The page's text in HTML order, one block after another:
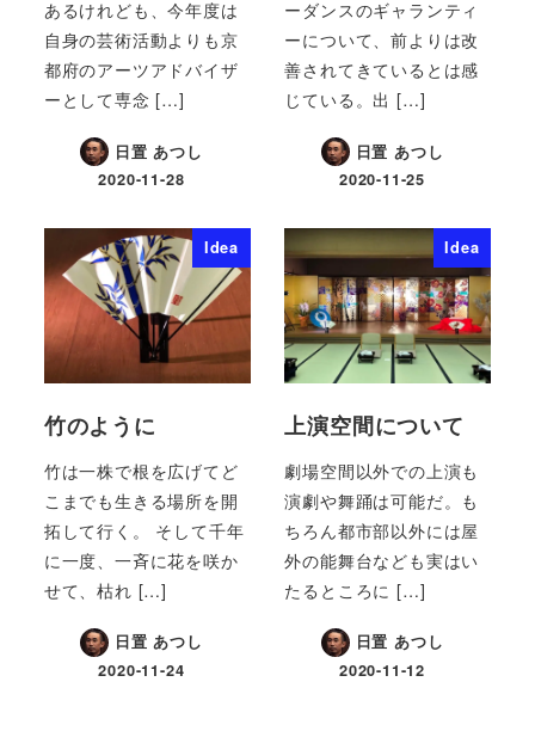
あるけれども、今年度は
自身の芸術活動よりも京
都府のアーツアドバイザ
ーとして専念 […]
日置 あつし
2020-11-28
ーダンスのギャランティ
ーについて、前よりは改
善されてきているとは感
じている。出 […]
日置 あつし
2020-11-25
Idea
竹のように
竹は一株で根を広げてど
こまでも生きる場所を開
拓して行く。 そして千年
に一度、一斉に花を咲か
せて、枯れ […]
日置 あつし
2020-11-24
Idea
上演空間について
劇場空間以外での上演も
演劇や舞踊は可能だ。も
ちろん都市部以外には屋
外の能舞台なども実はい
たるところに […]
日置 あつし
2020-11-12